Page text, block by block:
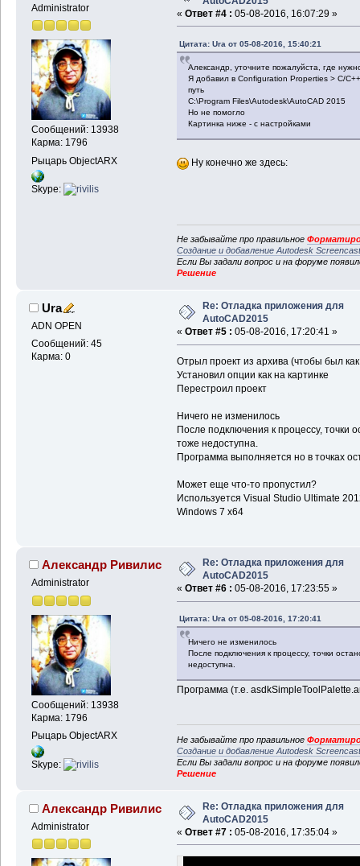
Administrator
Сообщений: 13938
Карма: 1796
Рыцарь ObjectARX
Skype:
« Ответ #4 : 05-08-2016, 16:07:29 »
Цитата: Ura от 05-08-2016, 15:40:21
Александр, уточните пожалуйста, где
Я добавил в Configuration Properties > C/
путь
C:\Program Files\Autodesk\AutoCAD 2015
Но не помогло
Картинка ниже - с настройками
Ну конечно же здесь:
Не забывайте про правильное
Создание и добавление Autodesk
Если Вы задали вопрос и на форуме
Решение
Ura
ADN OPEN
Сообщений: 45
Карма: 0
Re: Отладка приложения для
AutoCAD2015
« Ответ #5 : 05-08-2016, 17:20:41 »
Отрыл проект из архива (чтобы был
Установил опции как на картинке
Перестроил проект
Ничего не изменилось
После подключения к процессу, точки
тоже недоступна.
Программа выполняется но в точках
Может еще что-то пропустил?
Используется Visual Studio Ultimate
Windows 7 x64
Александр Ривилис
Administrator
Сообщений: 13938
Карма: 1796
Рыцарь ObjectARX
Skype:
Re: Отладка приложения для
AutoCAD2015
« Ответ #6 : 05-08-2016, 17:23:55 »
Цитата: Ura от 05-08-2016, 17:20:41
Ничего не изменилось
После подключения к процессу, точки
недоступна.
Программа (т.е.
Не забывайте про правильное
Создание и добавление Autodesk
Если Вы задали вопрос и на форуме
Решение
Александр Ривилис
Administrator
Re: Отладка приложения для
AutoCAD2015
« Ответ #7 : 05-08-2016, 17:35:04 »